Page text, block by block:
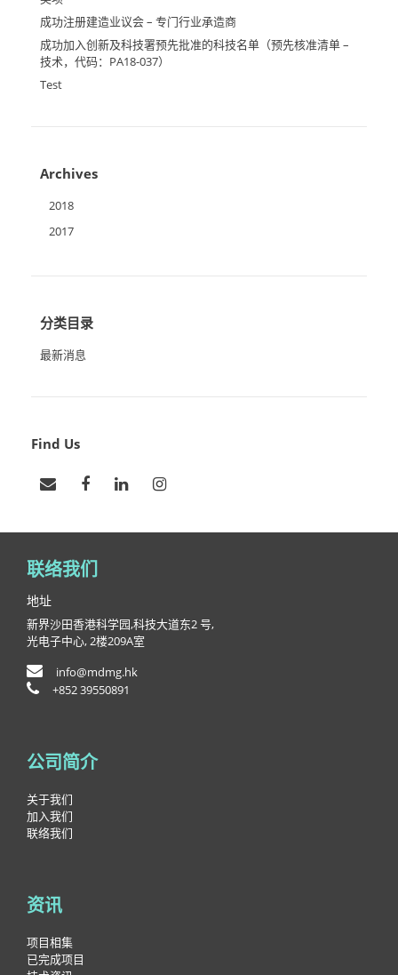
成功注册建造业议会 – 专门行业承造商
成功加入创新及科技署预先批准的科技名单（预先核准清单 –
技术，代码：PA18-037）
Test
Archives
2018
2017
分类目录
最新消息
Find Us
联络我们
地址
新界沙田香港科学园,科技大道东2 号,
光电子中心, 2楼209A室
info@mdmg.hk
+852 39550891
公司简介
关于我们
加入我们
联络我们
资讯
项目相集
已完成项目